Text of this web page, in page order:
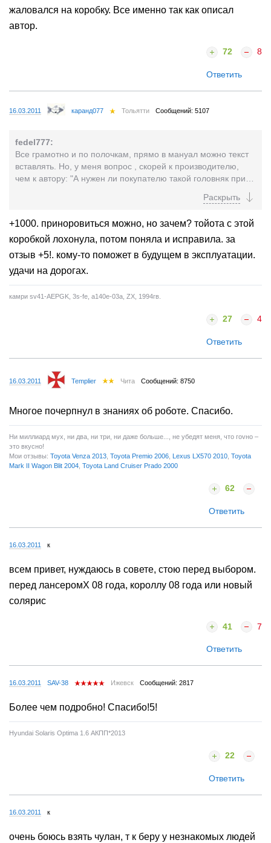
жаловался на коробку. Все именно так как описал
автор.
72 8
Ответить
16.03.2011 каранд077 Тольятти Сообщений: 5107
fedel777:
Все грамотно и по полочкам, прямо в мануал можно текст
вставлять. Но, у меня вопрос , скорей к производителю,
чем к автору: "А нужен ли покупателю такой головняк при
80% мануал не читают и матчасть не изучают. А ещё в
который не объясняет доходчиво покупателям что такое
ММТ.
+1000. приноровиться можно, но зачем? тойота с этой
коробкой лохонула, потом поняла и исправила. за
отзыв +5!. кому-то поможет в будущем в эксплуатации.
удачи на дорогах.
камри sv41-AEPGK, 3s-fe, a140e-03а, ZX, 1994гв.
27 4
Ответить
16.03.2011 Templier Чита Сообщений: 8750
Многое почерпнул в знаниях об роботе. Спасибо.
Ни миллиард мух, ни два, ни три, ни даже больше..., не убедят меня, что гоvно –
это вкусно!
Мои отзывы: Toyota Venza 2013 Toyota Premio 2006 Lexus LX570 2010 Toyota
Mark II Wagon Blit 2004 Toyota Land Cruiser Prado 2000
62
Ответить
16.03.2011 к
всем привет, нуждаюсь в совете, стою перед выбором.
перед лансеромX 08 года, короллу 08 года или новый
солярис
41 7
Ответить
16.03.2011 SAV-38 Ижевск Сообщений: 2817
Более чем подробно! Спасибо!5!
Hyundai Solaris Optima 1.6 АКПП*2013
22
Ответить
16.03.2011 к
очень боюсь взять чулан, т к беру у незнакомых людей